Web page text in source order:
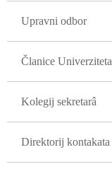
Upravni odbor
Članice Univerziteta
Kolegij sekretarâ
Direktorij kontakata